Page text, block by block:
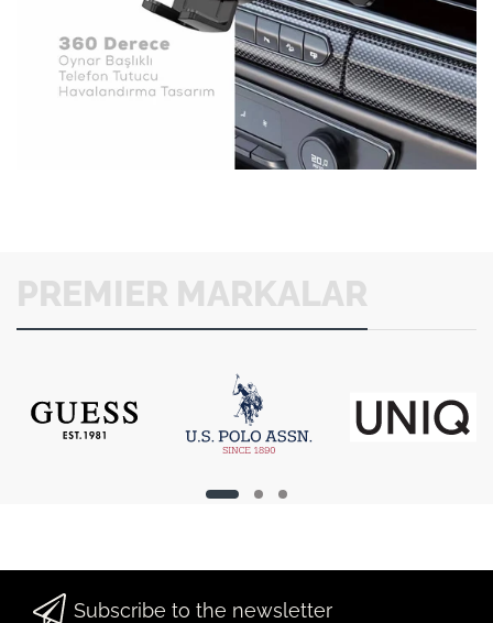
PREMIER MARKALAR
Subscribe to the newsletter